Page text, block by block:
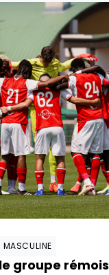
MASCULINE
le groupe rémois